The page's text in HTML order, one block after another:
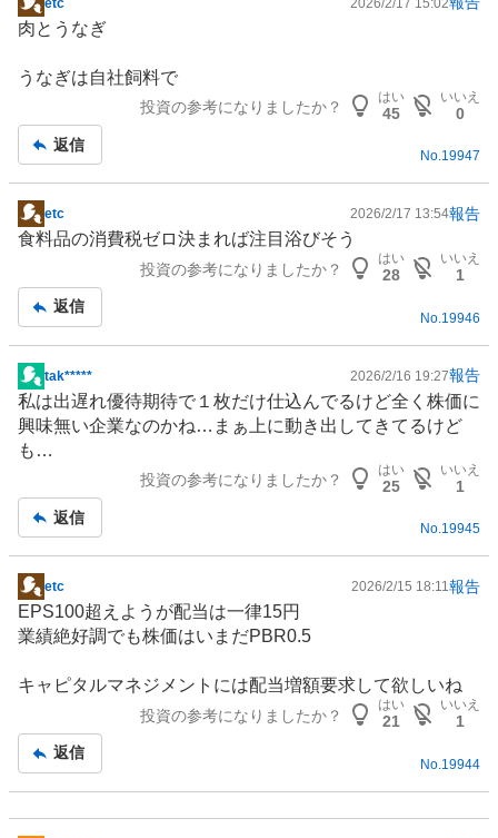
掲
示
記
肉と うなぎ
うなぎは自社飼料で
投資の参考になりましたか？
はい
45
いいえ
0
返信
No.19947
掲
示
事
etc 2026/2/17 13:54報告
食料品の消費税ゼロ決まれば注目浴びそう
投資の参考になりましたか？
はい
28
いいえ
1
返信
No. 19946
掲
示
板
記
tak***** 2026/2/16 19:27報告
私は出遅れ優待期待で１枚だけ仕込んでるけど全く株価に
興味無い企業なのかね…まぁ上に動き出してきてるけど
も…
投資の参考になりましたか？
はい
25
いいえ
1
返信
No.19945
掲
示
板
事
etc 2026/2/15 18:11報告
EPS100超えようが配当は一律15円
業績絶好調でも株価はいまだPBR0.5
キャピタルマネジメントには配当増額要求して欲しいね
投資の参考になりましたか？
はい
21
いいえ
1
返信
No. 19944